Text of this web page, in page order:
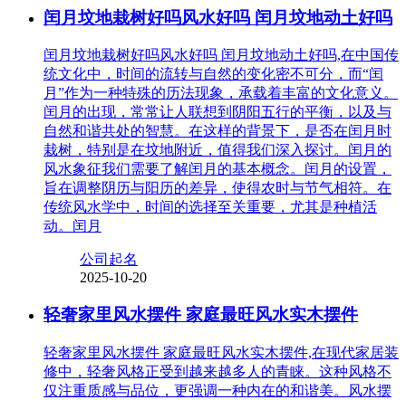
闰月坟地栽树好吗风水好吗 闰月坟地动土好吗
闰月坟地栽树好吗风水好吗 闰月坟地动土好吗,在中国传
统文化中，时间的流转与自然的变化密不可分，而“闰
月”作为一种特殊的历法现象，承载着丰富的文化意义。
闰月的出现，常常让人联想到阴阳五行的平衡，以及与
自然和谐共处的智慧。在这样的背景下，是否在闰月时
栽树，特别是在坟地附近，值得我们深入探讨。闰月的
风水象征我们需要了解闰月的基本概念。闰月的设置，
旨在调整阴历与阳历的差异，使得农时与节气相符。在
传统风水学中，时间的选择至关重要，尤其是种植活
动。闰月
公司起名
2025-10-20
轻奢家里风水摆件 家庭最旺风水实木摆件
轻奢家里风水摆件 家庭最旺风水实木摆件,在现代家居装
修中，轻奢风格正受到越来越多人的青睐。这种风格不
仅注重质感与品位，更强调一种内在的和谐美。风水摆